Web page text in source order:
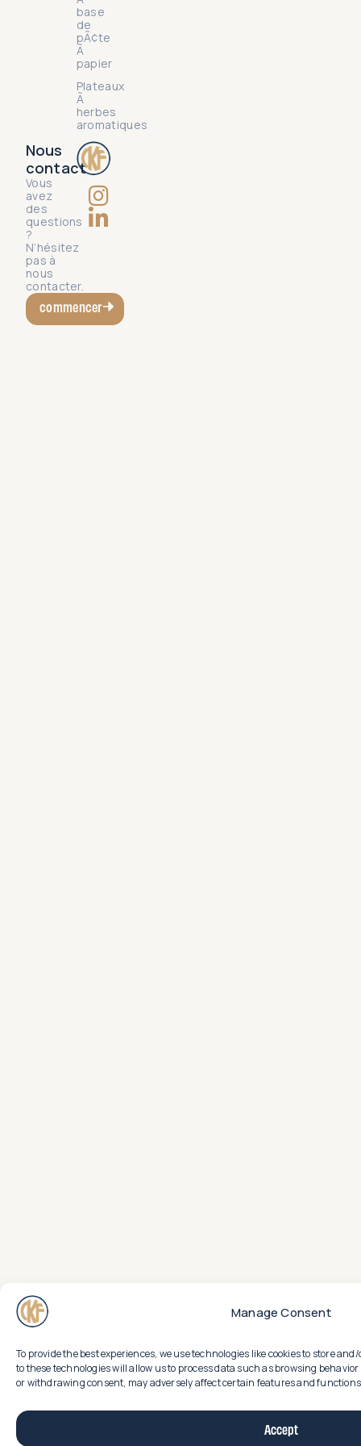
Manage Consent
To provide the best experiences, we use technologies like cookies to store
to these technologies will allow us to process data such as browsing
or withdrawing consent, may adversely affect certain features and
Accept
base
de
pÃ¢te
Ã
papier
Plateaux
Ã
herbes
aromatiques
Nous
contact
Vous
avez
des
questions
?
N’hésitez
pas à
nous
contacter.
commencer